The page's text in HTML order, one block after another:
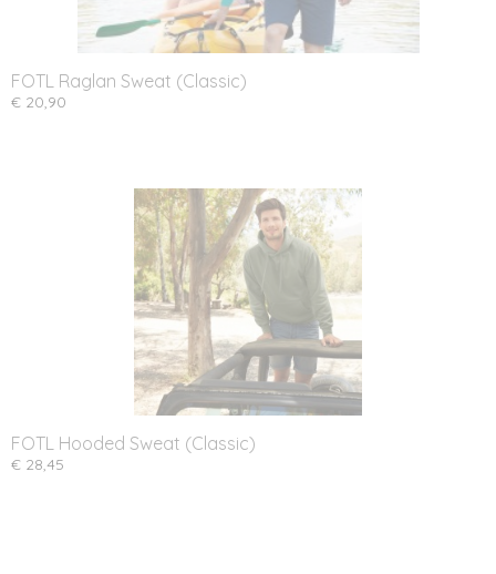
FOTL Raglan Sweat (Classic)
€ 20,90
FOTL Hooded Sweat (Classic)
€ 28,45